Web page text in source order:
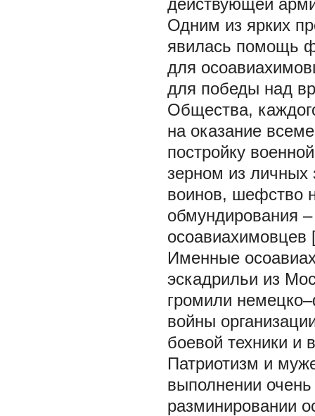
действующей
Одним из ярких
явилась помощь
для
для победы над
Общества,
на оказание
постройку
зерном из личных
воинов, шефство
обмундирования
осоавиахимовцев
Именные
эскадрильи из
громили
войны
боевой техники и
Патриотизм и
выполнении
разминировании